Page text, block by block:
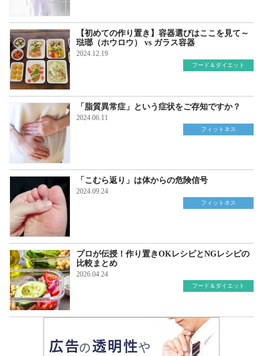
【初めての作り置き】容器選びはここを見て～
琺瑯（ホウロウ） vs ガラス容器
2024.12.19
フード＆ダイエット
「脂質異常症」という症状をご存知ですか？
2024.06.11
フィットネス
「こむら返り」は体からの危険信号
2024.09.24
フィットネス
プロが伝授！作り置きOKレシピとNGレシピの
比較まとめ
2026.04.24
フード＆ダイエット